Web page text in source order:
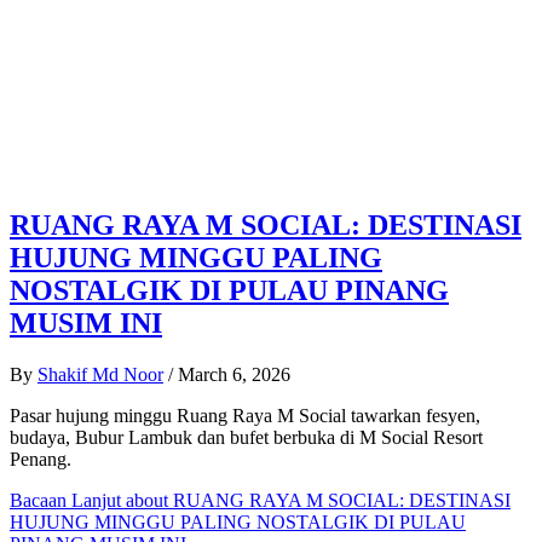
RUANG RAYA M SOCIAL: DESTINASI
HUJUNG MINGGU PALING
NOSTALGIK DI PULAU PINANG
MUSIM INI
By Shakif Md Noor / March 6, 2026
Pasar hujung minggu Ruang Raya M Social tawarkan fesyen,
budaya, Bubur Lambuk dan bufet berbuka di M Social Resort
Penang.
Bacaan Lanjut about RUANG RAYA M SOCIAL: DESTINASI
HUJUNG MINGGU PALING NOSTALGIK DI PULAU